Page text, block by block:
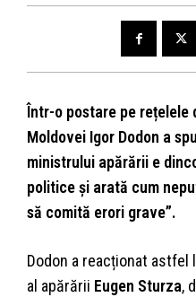
Într-o postare pe rețelele
Moldovei Igor Dodon a
ministrului apărării e
politice și arată cum
să comită erori grave”.
Dodon a reacționat
al apărării Eugen Sturza,